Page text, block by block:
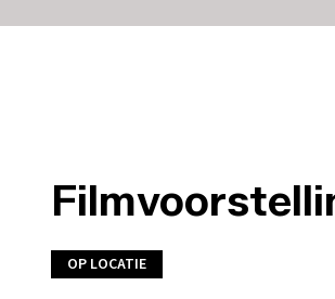
OP LOCATIE